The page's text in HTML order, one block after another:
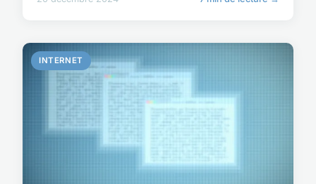
INTERNET